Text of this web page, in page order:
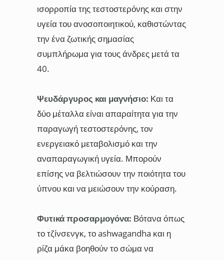
ισορροπία της τεστοστερόνης και στην
υγεία του ανοσοποιητικού, καθιστώντας
την ένα ζωτικής σημασίας
συμπλήρωμα για τους άνδρες μετά τα
40.
Ψευδάργυρος και μαγνήσιο: Και τα
δύο μέταλλα είναι απαραίτητα για την
παραγωγή τεστοστερόνης, τον
ενεργειακό μεταβολισμό και την
αναπαραγωγική υγεία. Μπορούν
επίσης να βελτιώσουν την ποιότητα του
ύπνου και να μειώσουν την κούραση.
Φυτικά προσαρμογόνα: Βότανα όπως
το τζίνσενγκ, το ashwagandha και η
ρίζα μάκα βοηθούν το σώμα να